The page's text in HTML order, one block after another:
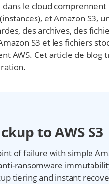
le cloud comprennent
et Amazon S3,
des archives, des
S3 et les fichiers
AWS. Cet article de blog
to AWS S3
of failure with simple
ransomware
tiering and instant